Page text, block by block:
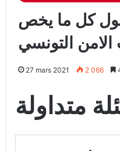
حول كل ما يخص
التونسي
27 mars 2021 2 066
متداولة